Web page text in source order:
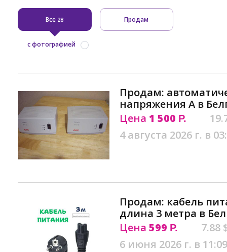
Все 28 Продам
с фотографией
Продам:
напряжения A в
Цена 1 500 Р.
4 августа 2026 г. в
Продам: кабель
длина 3 метра в
Цена 599 Р.
7.88
6 июня 2026 г. в 11:09